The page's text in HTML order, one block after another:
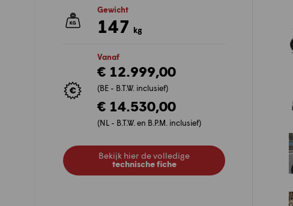
Gewicht
147 kg
Vanaf
€ 12.999,00
(BE - B.T.W. inclusief)
€ 14.530,00
(NL - B.T.W. en B.P.M. inclusief)
Bekijk hier de volledige
technische fiche